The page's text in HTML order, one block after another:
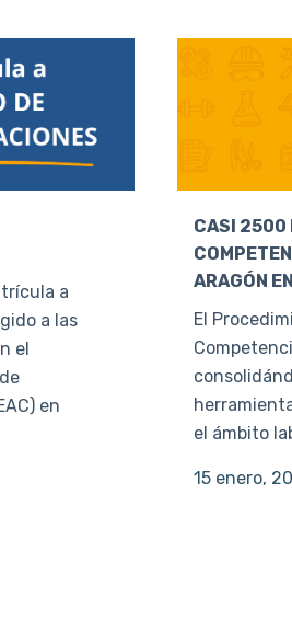
a
a las
el
en
CASI 2500
ARAGÓN
El
el ámbito
15 enero,